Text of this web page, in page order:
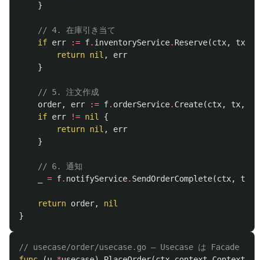
}
// 4. 在庫引き当て
if err := f. inventoryService. Reserve(ctx, tx
return nil ,
err
}
// 5. 注文作成
order, err := f. orderService. Create(ctx, tx,
if err != nil
{
return nil ,
err
}
// 6. 通知
= f. notifyService. SendOrderComplete(ctx, tx
return order,
nil
}
// usecase/order/usecase.go — Usecase は Facade を呼